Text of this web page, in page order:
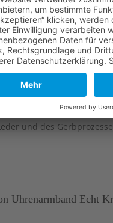
120
120
und des
Uhrenarmband Echt